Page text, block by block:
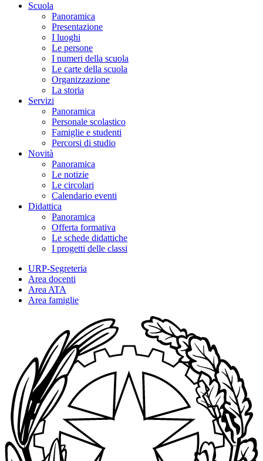
Scuola
Panoramica
Presentazione
I luoghi
Le persone
I numeri della scuola
Le carte della scuola
Organizzazione
La storia
Servizi
Panoramica
Personale scolastico
Famiglie e studenti
Percorsi di studio
Novità
Panoramica
Le notizie
Le circolari
Calendario eventi
Didattica
Panoramica
Offerta formativa
Le schede didattiche
I progetti delle classi
URP-Segreteria
Area docenti
Area ATA
Area famiglie